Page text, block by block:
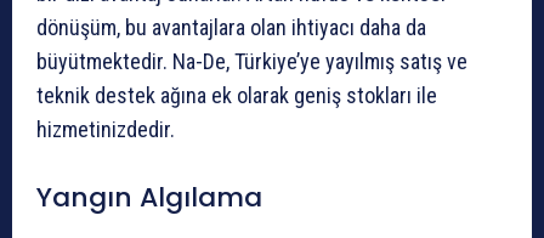
dönüşüm, bu avantajlara olan ihtiyacı daha da
büyütmektedir. Na-De, Türkiye’ye yayılmış satış ve
teknik destek ağına ek olarak geniş stokları ile
hizmetinizdedir.
Yangın Algılama